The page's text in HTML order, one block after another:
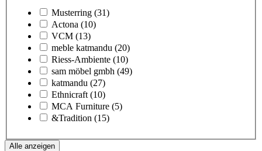
Musterring (31)
Actona (10)
VCM (13)
meble katmandu (20)
Riess-Ambiente (10)
sam möbel gmbh (49)
katmandu (27)
Ethnicraft (10)
MCA Furniture (5)
&Tradition (15)
Alle anzeigen